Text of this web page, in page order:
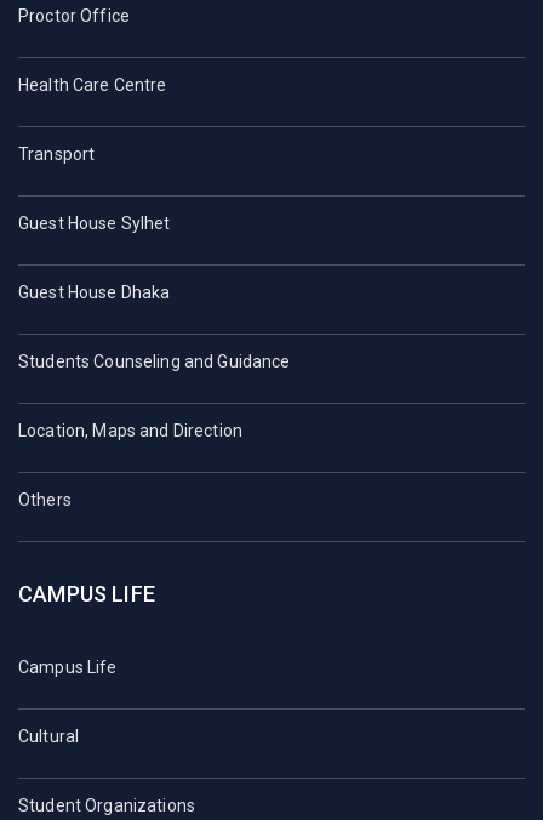
Proctor Office
Health Care Centre
Transport
Guest House Sylhet
Guest House Dhaka
Students Counseling and Guidance
Location, Maps and Direction
Others
CAMPUS LIFE
Campus Life
Cultural
Student Organizations